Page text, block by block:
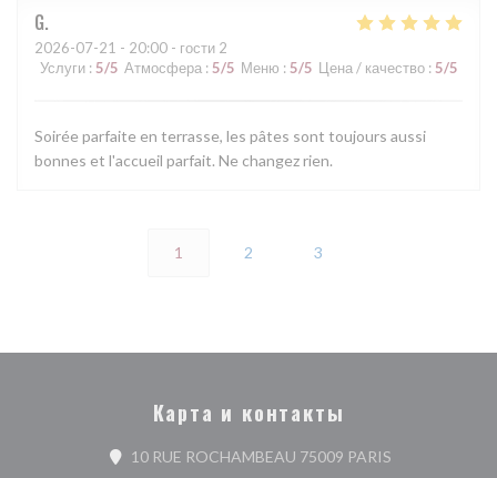
G
2026-07-21 - 20:00 - гости 2
Услуги : 5/5 Атмосфера : 5/5 Меню : 5/5 Цена / качество : 5/5
Soirée parfaite en terrasse, les pâtes sont toujours aussi
bonnes et l'accueil parfait. Ne changez rien.
1 2 3
Карта и контакты
10 RUE ROCHAMBEAU 75009 PARIS